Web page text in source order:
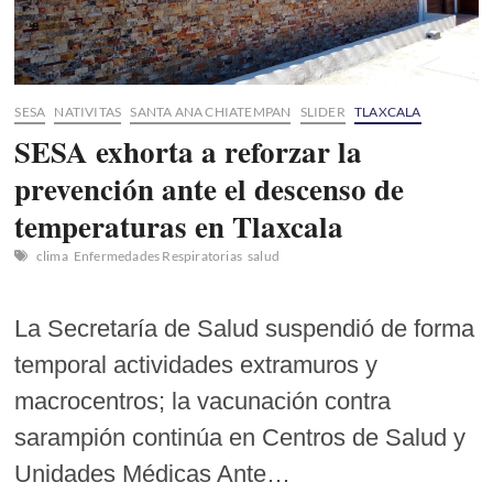
SESA NATIVITAS SANTA ANA CHIATEMPAN SLIDER TLAXCALA
SESA exhorta a reforzar la
prevención ante el descenso de
temperaturas en Tlaxcala
clima Enfermedades Respiratorias salud
La Secretaría de Salud suspendió de forma
temporal actividades extramuros y
macrocentros; la vacunación contra
sarampión continúa en Centros de Salud y
Unidades Médicas Ante…